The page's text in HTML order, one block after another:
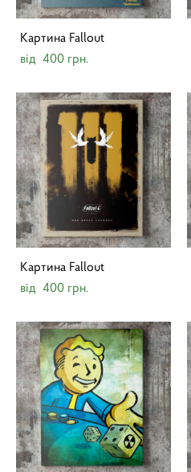
Картина Fallout
від 400 грн.
Картина Fallout
від 400 грн.